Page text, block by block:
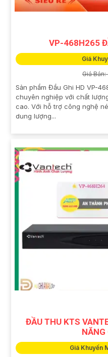
VP-468H265
Giá
Giá
Sản phẩm Đầu Ghi HD VP-
chuyên nghiệp với chất
cao. Với hỗ trợ công nghệ
dung lượng...
ĐẦU THU KTS
NĂNG
Giá Khuyến